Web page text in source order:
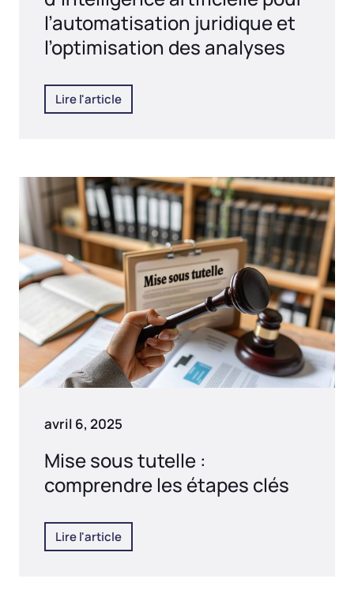
l’automatisation juridique et
l’optimisation des analyses
Lire l'article
avril 6, 2025
Mise sous tutelle :
comprendre les étapes clés
Lire l'article